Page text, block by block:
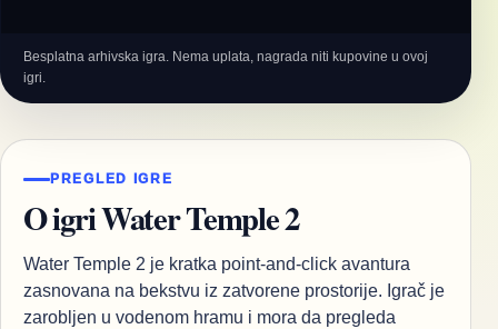
Besplatna arhivska igra. Nema uplata, nagrada niti kupovine u ovoj
igri.
PREGLED IGRE
O igri Water Temple 2
Water Temple 2 je kratka point-and-click avantura
zasnovana na bekstvu iz zatvorene prostorije. Igrač je
zarobljen u vodenom hramu i mora da pregleda